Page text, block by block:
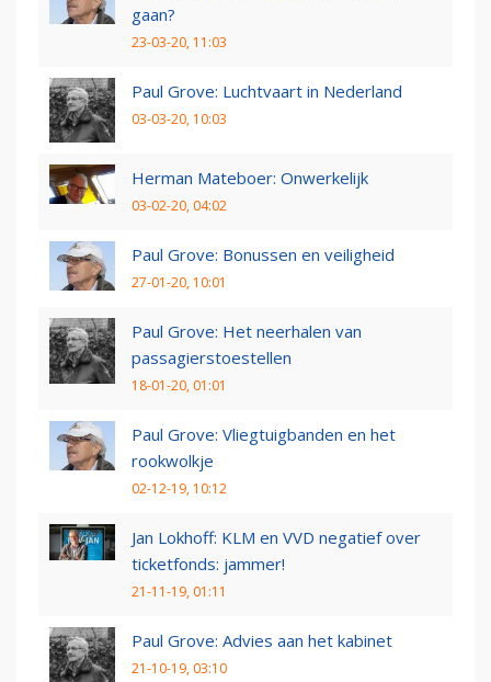
gaan?
23-03-20, 11:03
Paul Grove: Luchtvaart in Nederland
03-03-20, 10:03
Herman Mateboer: Onwerkelijk
03-02-20, 04:02
Paul Grove: Bonussen en veiligheid
27-01-20, 10:01
Paul Grove: Het neerhalen van
passagierstoestellen
18-01-20, 01:01
Paul Grove: Vliegtuigbanden en het
rookwolkje
02-12-19, 10:12
Jan Lokhoff: KLM en VVD negatief over
ticketfonds: jammer!
21-11-19, 01:11
Paul Grove: Advies aan het kabinet
21-10-19, 03:10